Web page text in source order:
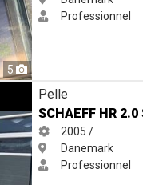
5
Professionnel
2.0Pelle
SCHAEFF HR
2005 /
Danemark
Professionnel